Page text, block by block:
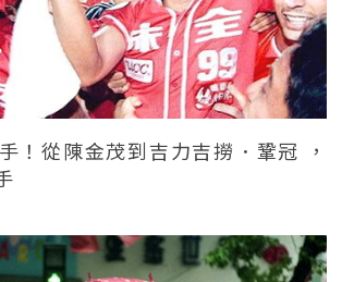
！從陳金茂到吉力吉撈．鞏冠 ，